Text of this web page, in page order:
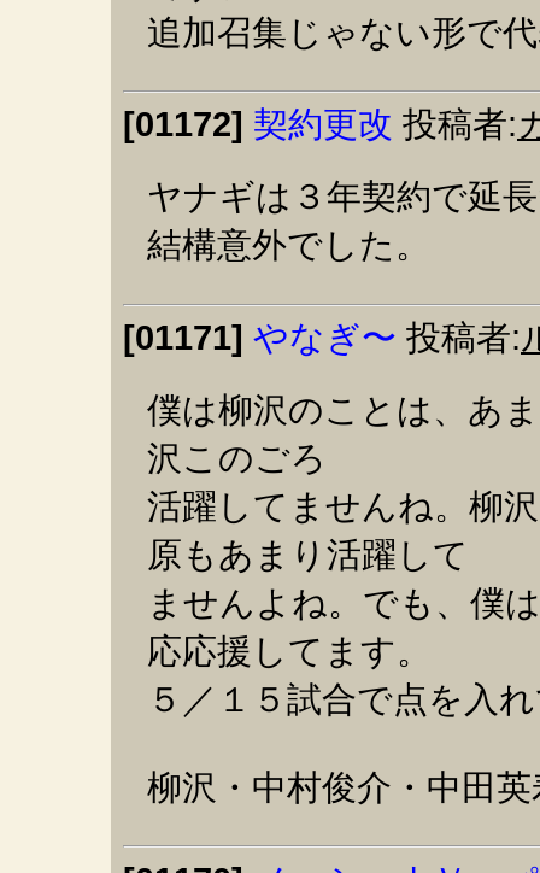
追加召集じゃない形で
[01172] 契約更改 投稿者:
ヤナギは３年契約で延
結構意外でした。
[01171] やなぎ〜 投稿者:
僕は柳沢のことは、あ
沢このごろ
活躍してませんね。柳
原もあまり活躍して
ませんよね。でも、僕
応応援してます。
５／１５試合で点を
柳沢・中村俊介・中田